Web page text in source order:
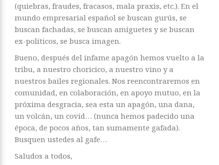
(quiebras, fraudes, fracasos, mala praxis, etc.). En el
mundo empresarial español se buscan gurús, se
buscan fachadas, se buscan amiguetes y se buscan
ex-políticos, se busca imagen.
Bueno, después del infame apagón hemos vuelto a la
tribu, a nuestro choricico, a nuestro vino y a
nuestros bailes regionales. Nos reencontraremos en
comunidad, en colaboración, en apoyo mutuo, en la
próxima desgracia, sea esta un apagón, una dana,
un volcán, un covid… (nunca hemos padecido una
época, de pocos años, tan sumamente gafada).
Busquen ustedes al gafe…
Saludos a todos,